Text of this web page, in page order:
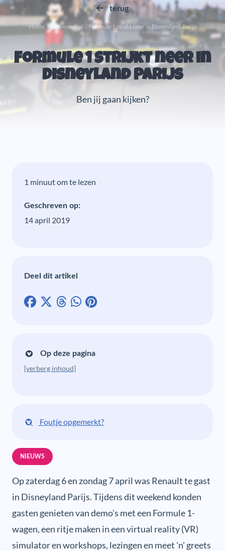
terug
Home Nieuws Formule 1 strijkt neer in Disneyland Parijs
Formule 1 strijkt neer in
Disneyland Parijs
Ben jij gaan kijken?
1 minuut om te lezen
Geschreven op:
14 april 2019
Deel dit artikel
Op deze pagina
[verberg inhoud]
Foutje opgemerkt?
NIEUWS
Op zaterdag 6 en zondag 7 april was Renault te gast
in Disneyland Parijs. Tijdens dit weekend konden
gasten genieten van demo's met een Formule 1-
wagen, een ritje maken in een virtual reality (VR)
simulator en workshops, lezingen en meet 'n' greets